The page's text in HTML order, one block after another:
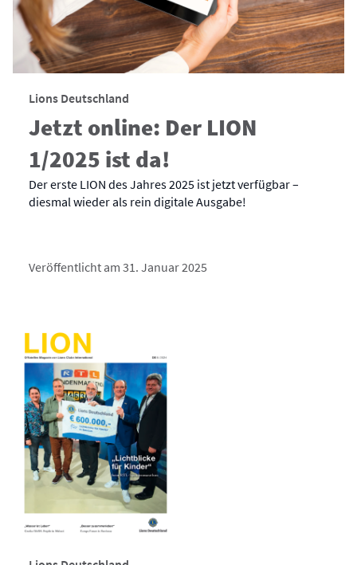
Lions Deutschland
Jetzt online: Der LION
1/2025 ist da!
Der erste LION des Jahres 2025 ist jetzt verfügbar –
diesmal wieder als rein digitale Ausgabe!
Veröffentlicht am 31. Januar 2025